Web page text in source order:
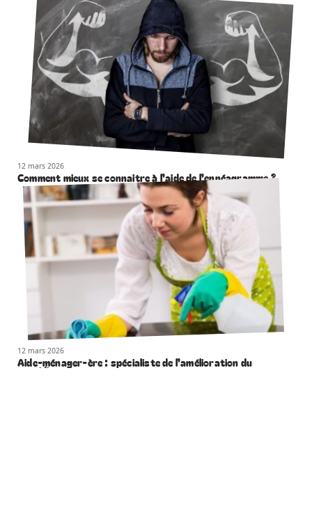
12 mars 2026
Comment mieux se connaitre à l’aide de l’ennéagramme ?
12 mars 2026
Aide-ménager-ère : spécialiste de l’amélioration du
quotidien